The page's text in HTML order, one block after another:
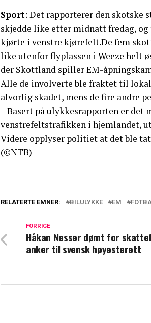
Sport: Det rapporterer den skotske
skjedde like etter midnatt fredag,
kjørte i venstre kjørefelt.De fem
like utenfor flyplassen i Weeze helt
der Skottland spiller EM-
Alle de involverte ble fraktet til
alvorlig skadet, mens de fire andre
– Basert på ulykkesrapporten er
venstrefeltstrafikken i hjemlandet,
Videre opplyser politiet at det ble
(©NTB)
RELATERTE EMNER: BILULYKKE EM
FORRIGE
Håkan Nesser dømt for
anker til svensk høyesterett